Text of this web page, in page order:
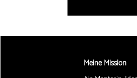
Meine Mission